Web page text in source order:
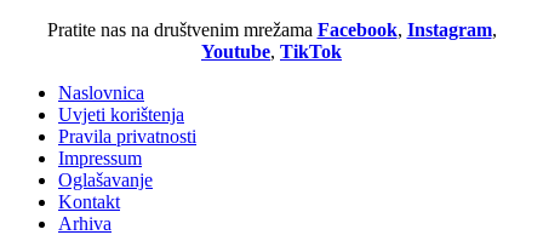
Pratite nas na društvenim mrežama Facebook, Instagram,
Youtube, TikTok
Naslovnica
Uvjeti korištenja
Pravila privatnosti
Impressum
Oglašavanje
Kontakt
Arhiva